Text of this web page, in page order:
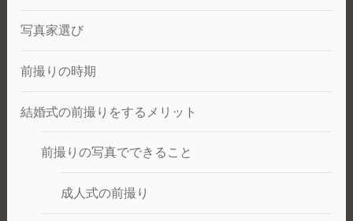
写真家選び
前撮りの時期
結婚式の前撮りをするメリット
前撮りの写真でできること
成人式の前撮り